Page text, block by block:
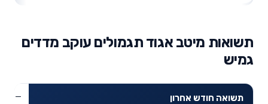
תשואות מיטב אגוד תגמולים עוקב מדדים
גמיש
תשואה חודש אחרון —